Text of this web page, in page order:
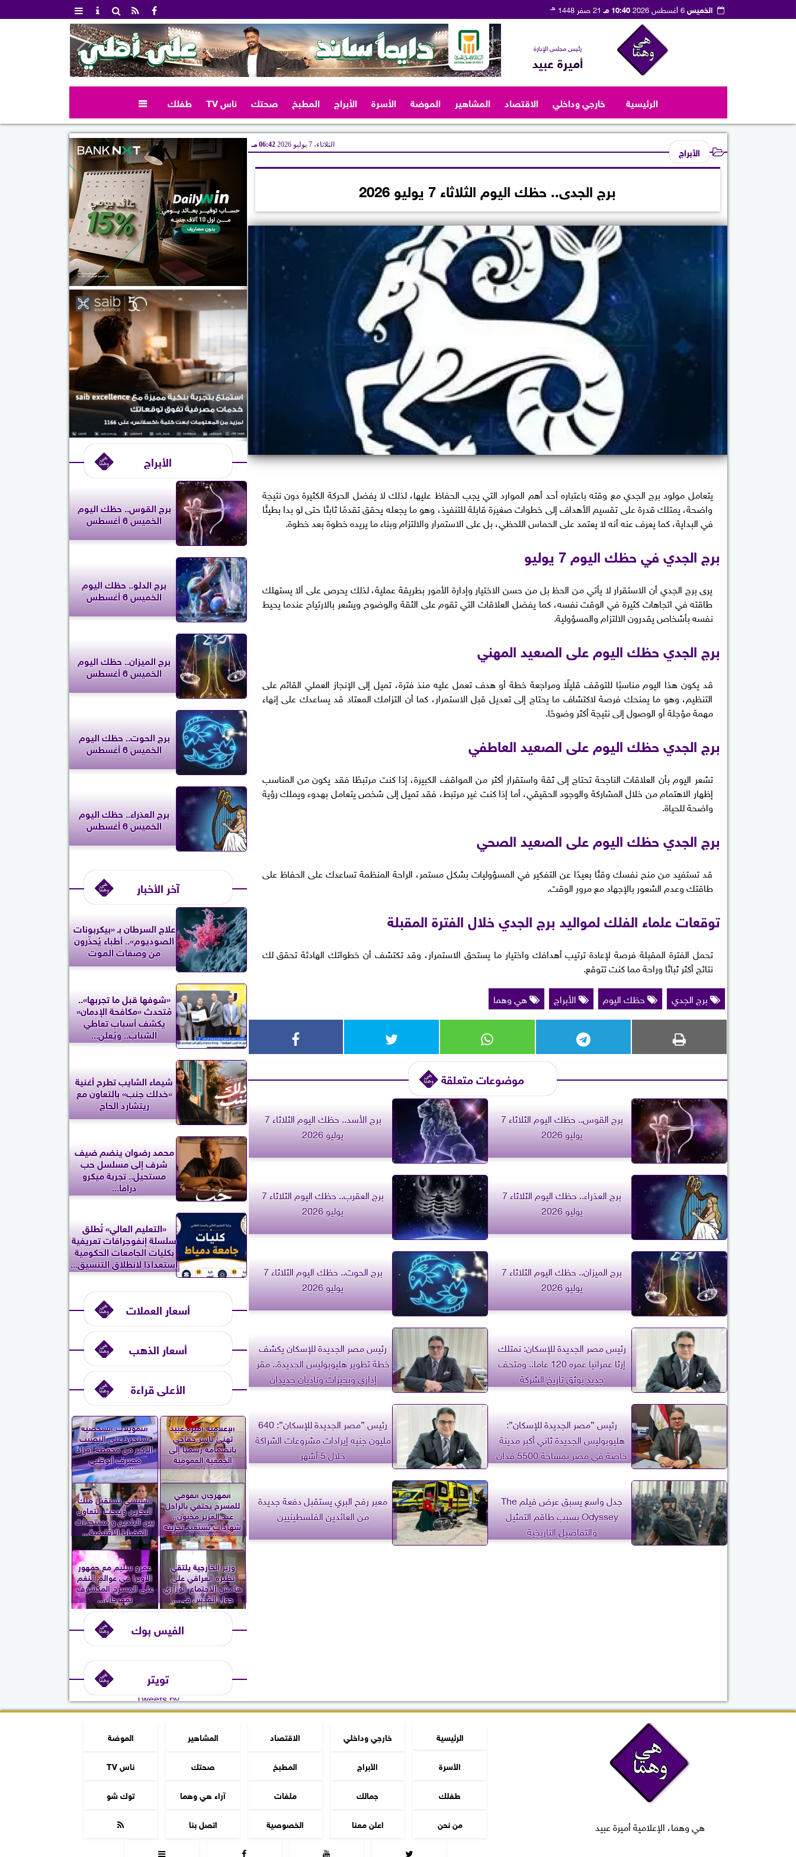
الخميس6 أغسطس 2026 10:40 مـ 21 صفر 1448 هـ
رئيس مجلس الإدارة
أميرة عبيد
الرئيسية خارجي وداخلي الاقتصاد المشاهير الموضة الأسرة الأبراج المطبخ صحتك ناس TV طفلك 
الأبراج الثلاثاء، 7 يوليو 2026 06:42 مـ
برج الجدى.. حظك اليوم الثلاثاء 7 يوليو 2026
يتعامل مولود برج الجدي مع وقته باعتباره أحد أهم الموارد التي يجب الحفاظ عليها، لذلك لا يفضل الحركة الكثيرة دون نتيجة
واضحة، يمتلك قدرة على تقسيم الأهداف إلى خطوات صغيرة قابلة للتنفيذ، وهو ما يجعله يحقق تقدمًا ثابتًا حتى لو بدا بطيئًا
في البداية، كما يعرف عنه أنه لا يعتمد على الحماس اللحظي، بل على الاستمرار والالتزام وبناء ما يريده خطوة بعد خطوة.
برج الجدي في حظك اليوم 7 يوليو
يرى برج الجدي أن الاستقرار لا يأتي من الحظ بل من حسن الاختيار وإدارة الأمور بطريقة عملية، لذلك يحرص على ألا يستهلك
طاقته في اتجاهات كثيرة في الوقت نفسه، كما يفضل العلاقات التي تقوم على الثقة والوضوح ويشعر بالارتياح عندما يحيط
نفسه بأشخاص يقدرون الالتزام والمسؤولية.
برج الجدي حظك اليوم على الصعيد المهني
قد يكون هذا اليوم مناسبًا للتوقف قليلًا ومراجعة خطة أو هدف تعمل عليه منذ فترة، تميل إلى الإنجاز العملي القائم على
التنظيم، وهو ما يمنحك فرصة لاكتشاف ما يحتاج إلى تعديل قبل الاستمرار، كما أن التزامك المعتاد قد يساعدك على إنهاء
مهمة مؤجلة أو الوصول إلى نتيجة أكثر وضوحًا.
برج الجدي حظك اليوم على الصعيد العاطفي
تشعر اليوم بأن العلاقات الناجحة تحتاج إلى ثقة واستقرار أكثر من المواقف الكبيرة، إذا كنت مرتبطًا فقد يكون من المناسب
إظهار الاهتمام من خلال المشاركة والوجود الحقيقي، أما إذا كنت غير مرتبط، فقد تميل إلى شخص يتعامل بهدوء ويملك رؤية
واضحة للحياة.
برج الجدي حظك اليوم على الصعيد الصحي
قد تستفيد من منح نفسك وقتًا بعيدًا عن التفكير في المسؤوليات بشكل مستمر، الراحة المنظمة تساعدك على الحفاظ على
طاقتك وعدم الشعور بالإجهاد مع مرور الوقت.
توقعات علماء الفلك لمواليد برج الجدي خلال الفترة المقبلة
تحمل الفترة المقبلة فرصة لإعادة ترتيب أهدافك واختيار ما يستحق الاستمرار، وقد تكتشف أن خطواتك الهادئة تحقق لك
نتائج أكثر ثباتًا وراحة مما كنت تتوقع.
برج الجدي
حظك اليوم الأبراج هي وهما
موضوعات متعلقة
برج القوس.. حظك اليوم الثلاثاء 7
يوليو 2026
برج الأسد.. حظك اليوم الثلاثاء 7
يوليو 2026
برج العذراء.. حظك اليوم الثلاثاء 7
يوليو 2026
برج العقرب.. حظك اليوم الثلاثاء 7
يوليو 2026
برج الميزان.. حظك اليوم الثلاثاء 7
يوليو 2026
برج الحوت.. حظك اليوم الثلاثاء 7
يوليو 2026
رئيس مصر الجديدة للإسكان: نمتلك
إرثا عمرانيا عمره 120 عاما.. ومتحف
جديد يوثق تاريخ الشركة
رئيس مصر الجديدة للإسكان يكشف
خطة تطوير هليوبوليس الجديدة.. مقر
إداري وبحيرات وناديان جديدان
رئيس ”مصر الجديدة للإسكان”:
هليوبوليس الجديدة ثاني أكبر مدينة
خاصة في مصر بمساحة 5500 فدان
رئيس ”مصر الجديدة للإسكان”: 640
مليون جنيه إيرادات مشروعات الشراكة
خلال 5 أشهر
جدل واسع يسبق عرض فيلم The
Odyssey بسبب طاقم التمثيل
والتفاصيل التاريخية
معبر رفح البري يستقبل دفعة جديدة
من العائدين الفلسطينيين
الأبراج
برج القوس.. حظك اليوم
الخميس 6 أغسطس
برج الدلو.. حظك اليوم
الخميس 6 أغسطس
برج الميزان.. حظك اليوم
الخميس 6 أغسطس
برج الحوت.. حظك اليوم
الخميس 6 أغسطس
برج العذراء.. حظك اليوم
الخميس 6 أغسطس
آخر الأخبار
علاج السرطان بـ «بيكربونات
الصوديوم».. أطباء يُحذّرون
من وصفات الموت
«شوفها قبل ما تجربها»..
مُتحدث «مكافحة الإدمان»
يكشف أسباب تعاطي
الشباب.. ويُعلن...
شيماء الشايب تطرح أغنية
«خدلك جنب» بالتعاون مع
ريتشارد الحاج
محمد رضوان ينضم ضيف
شرف إلى مسلسل حب
مستحيل.. تجربة ميكرو
دراما...
«التعليم العالي» تُطلق
سلسلة إنفوجرافات تعريفية
بكليات الجامعات الحكومية
استعدادًا لانطلاق التنسيق...
أسعار العملات
أسعار الذهب
الأعلى قراءة
الإعلامية أميرة عبيد
تهنئ ياسر خفاجي
بانضمامه رسميًا إلى
الجمعية العمومية
لنقابة...
التمويلات الشخصية
تستحوذ على النصيب
الأكبر من محفظة أفراد
مصرف أبوظبي
الإسلامي...
المهرجان القومي
للمسرح يحتفي بالراحل
عبد العزيز مخيون..
شهادات تستعيد تجربته
الرائدة...
السيسي يستقبل ملك
البحرين ويبحث التعاون
بين البلدين و مستجدات
القضايا الإقليمية...
وزير الخارجية يلتقي
نظيره العراقي على
هامش الاجتماع الوزاري
حول القدس في...
عمرو سليم مع جمهور
الأوبرا في عوالم النغم
على المسرح المكشوف
بمهرجان...
الفيس بوك
تويتر
Tweets by
هي وهما، الإعلامية أميرة عبيد
الرئيسية خارجي وداخلي الاقتصاد المشاهير
الموضة
الأسرة
الأبراج المطبخ صحتك
ناس TV
طفلك
جمالك ملفات آراء هي وهما
توك شو
من نحن
اعلن معنا الخصوصية اتصل بنا




